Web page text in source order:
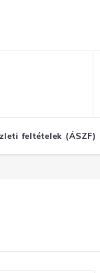
feltételek (ÁSZF)